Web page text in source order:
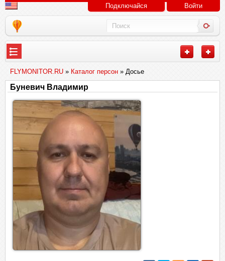
Подключайся Войти
FLYMONITOR.RU » Каталог персон » Досье
Буневич Владимир